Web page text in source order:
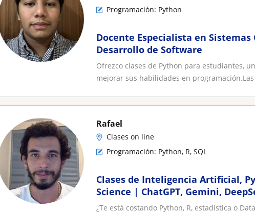
Programación: Python
Docente Especialista en
Desarrollo de Software
Ofrezco clases de Python para estudiantes,
mejorar sus habilidades en programación.Las
Rafael
Clases on line
Programación: Python, R, SQL
Clases de Inteligencia Artificial,
Science | ChatGPT, Gemini,
Learning
¿Te está costando Python, R, estadística o